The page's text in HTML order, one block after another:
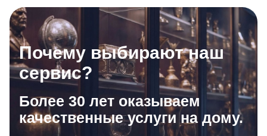
Почему выбирают наш
сервис?
Более 30 лет оказываем
качественные услуги на дому.